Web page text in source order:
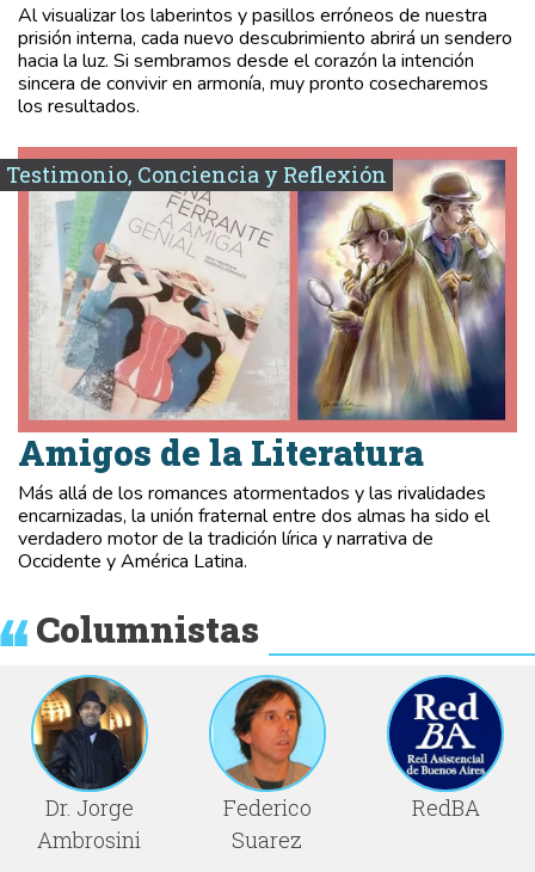
Al visualizar los laberintos y pasillos erróneos de nuestra
prisión interna, cada nuevo descubrimiento abrirá un sendero
hacia la luz. Si sembramos desde el corazón la intención
sincera de convivir en armonía, muy pronto cosecharemos
los resultados.
Testimonio, Conciencia y Reflexión
Amigos de la Literatura
Más allá de los romances atormentados y las rivalidades
encarnizadas, la unión fraternal entre dos almas ha sido el
verdadero motor de la tradición lírica y narrativa de
Occidente y América Latina.
Columnistas
Dr. Jorge
Ambrosini
Federico
Suarez
RedBA